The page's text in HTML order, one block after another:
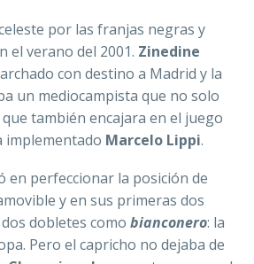
por las franjas negras y
el verano del 2001. Zinedine
con destino a Madrid y la
un mediocampista que no solo
también encajara en el juego
implementado Marcelo Lippi.
en perfeccionar la posición de
y en sus primeras dos
dobletes como bianconero: la
Pero el capricho no dejaba de